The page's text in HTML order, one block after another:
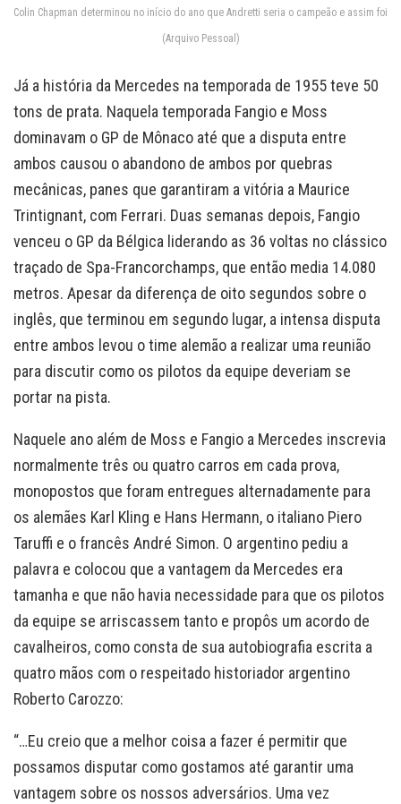
Colin Chapman determinou no início do ano que Andretti seria o campeão e assim foi
(Arquivo Pessoal)
Já a história da Mercedes na temporada de 1955 teve 50
tons de prata. Naquela temporada Fangio e Moss
dominavam o GP de Mônaco até que a disputa entre
ambos causou o abandono de ambos por quebras
mecânicas, panes que garantiram a vitória a Maurice
Trintignant, com Ferrari. Duas semanas depois, Fangio
venceu o GP da Bélgica liderando as 36 voltas no clássico
traçado de Spa-Francorchamps, que então media 14.080
metros. Apesar da diferença de oito segundos sobre o
inglês, que terminou em segundo lugar, a intensa disputa
entre ambos levou o time alemão a realizar uma reunião
para discutir como os pilotos da equipe deveriam se
portar na pista.
Naquele ano além de Moss e Fangio a Mercedes inscrevia
normalmente três ou quatro carros em cada prova,
monopostos que foram entregues alternadamente para
os alemães Karl Kling e Hans Hermann, o italiano Piero
Taruffi e o francês André Simon. O argentino pediu a
palavra e colocou que a vantagem da Mercedes era
tamanha e que não havia necessidade para que os pilotos
da equipe se arriscassem tanto e propôs um acordo de
cavalheiros, como consta de sua autobiografia escrita a
quatro mãos com o respeitado historiador argentino
Roberto Carozzo:
“…Eu creio que a melhor coisa a fazer é permitir que
possamos disputar como gostamos até garantir uma
vantagem sobre os nossos adversários. Uma vez